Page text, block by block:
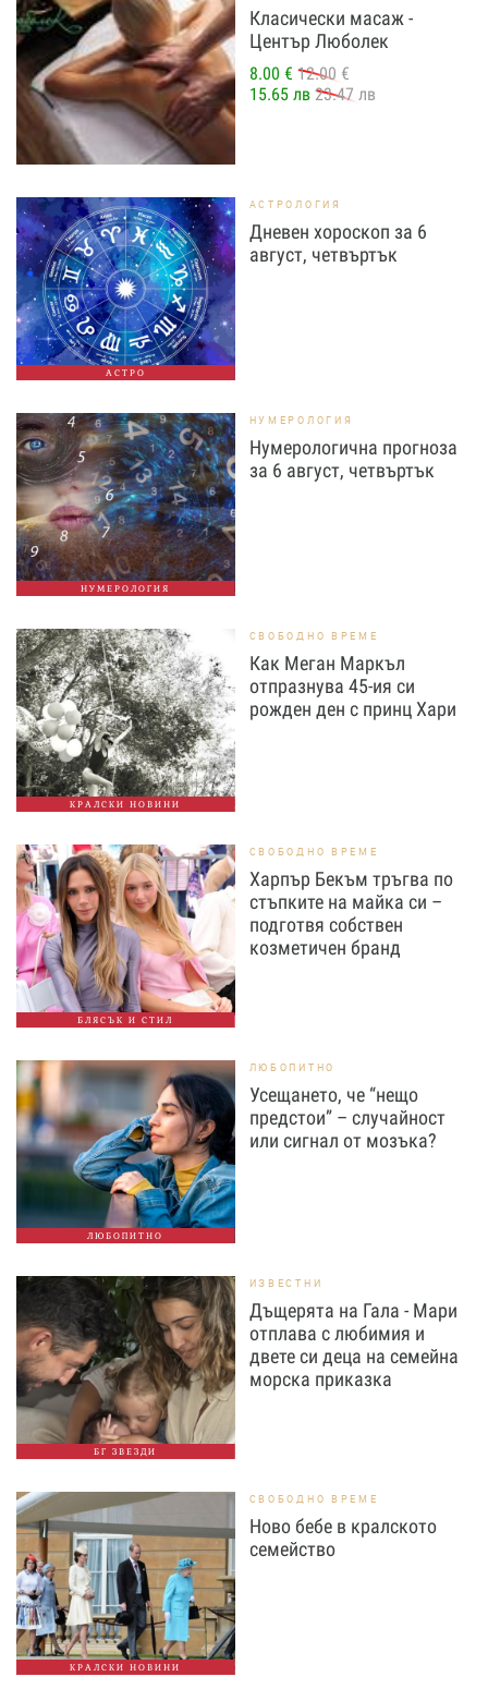
Класически масаж -
Център Люболек
8.00 € 12.00 €
15.65 лв 23.47 лв
АСТРО
АСТРОЛОГИЯ
Дневен хороскоп за 6
август, четвъртък
НУМЕРОЛОГИЯ
НУМЕРОЛОГИЯ
Нумерологична прогноза
за 6 август, четвъртък
КРАЛСКИ НОВИНИ
СВОБОДНО ВРЕМЕ
Как Меган Маркъл
отпразнува 45-ия си
рожден ден с принц Хари
БЛЯСЪК И СТИЛ
СВОБОДНО ВРЕМЕ
Харпър Бекъм тръгва по
стъпките на майка си –
подготвя собствен
козметичен бранд
ЛЮБОПИТНО
ЛЮБОПИТНО
Усещането, че “нещо
предстои” – случайност
или сигнал от мозъка?
БГ ЗВЕЗДИ
ИЗВЕСТНИ
Дъщерята на Гала - Мари
отплава с любимия и
двете си деца на семейна
морска приказка
КРАЛСКИ НОВИНИ
СВОБОДНО ВРЕМЕ
Ново бебе в кралското
семейство